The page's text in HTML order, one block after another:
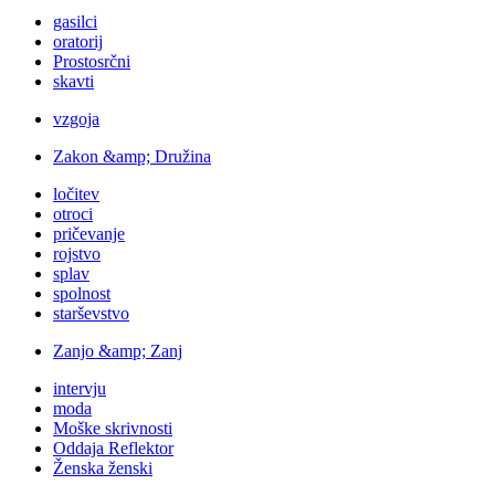
gasilci
oratorij
Prostosrčni
skavti
vzgoja
Zakon &amp; Družina
ločitev
otroci
pričevanje
rojstvo
splav
spolnost
starševstvo
Zanjo &amp; Zanj
intervju
moda
Moške skrivnosti
Oddaja Reflektor
Ženska ženski